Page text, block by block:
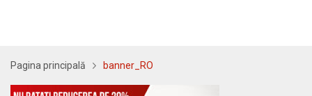
Pagina principală banner_RO